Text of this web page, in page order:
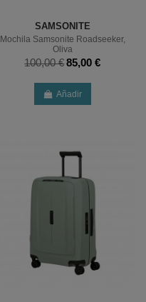
SAMSONITE
Mochila Samsonite Roadseeker,
Oliva
100,00 € 85,00 €
Añadir